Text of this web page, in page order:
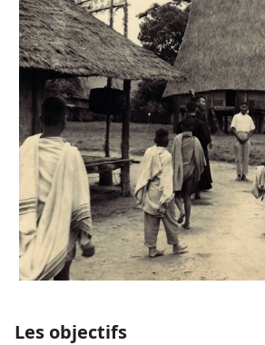
Les objectifs